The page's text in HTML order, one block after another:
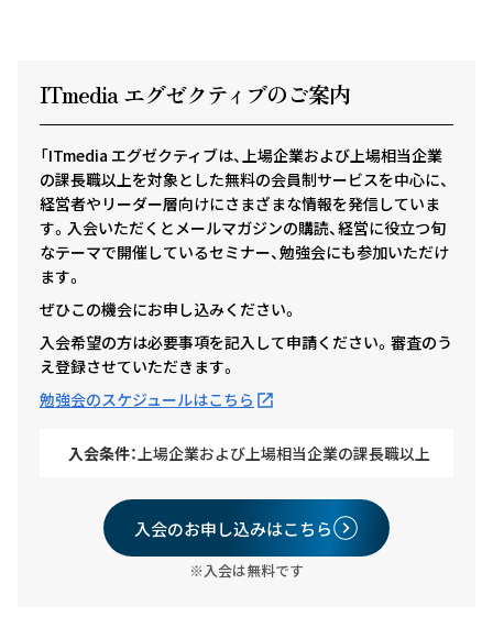
ITmedia エグゼクティ ブのご案内
「ITmedia エグゼクティブは、上場企業および上場相当企業
の課長職以上を対象とした無料の会員制サービスを中心に、
経営者やリーダー層向けにさまざまな情報を発信していま
す。入会いただくとメールマガジンの購読、経営に役立つ旬
なテーマで開催しているセミナー、勉強会にも参加いただけ
ます。
ぜひこの機会にお申し込みください。
入会希望の方は必要事項を記入して申請ください。審査のう
え登録させていただきます。
勉強会のスケジュールはこちら
入会条件：上場企業および上場相当企業の課長職以上
入会のお申し込みはこちら
※入会は無料です